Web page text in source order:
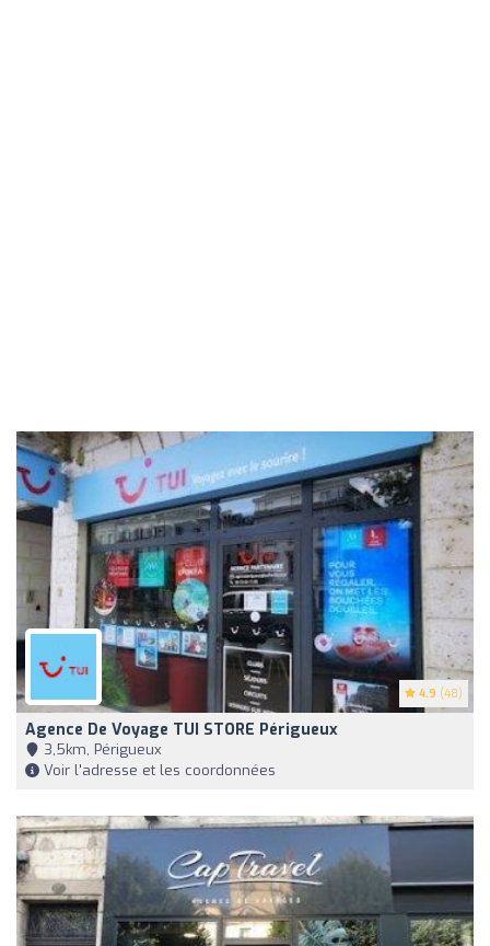
4.9 (48)
Agence De Voyage TUI STORE Périgueux
3,5km, Périgueux
Voir l'adresse et les coordonnées